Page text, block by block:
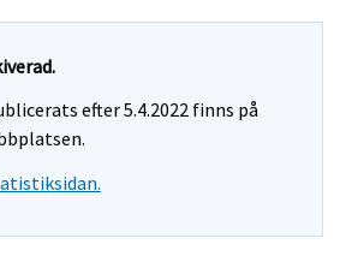
efter 5.4.2022 finns på